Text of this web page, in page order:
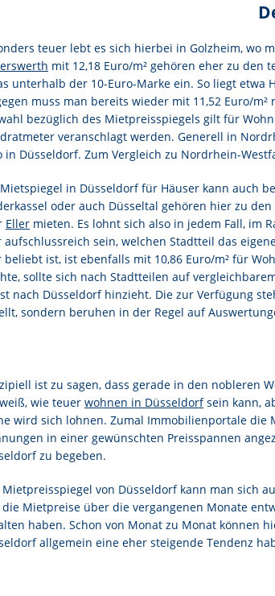
teuer lebt es sich hierbei in Golzheim, wo
mit 12,18 Euro/m² gehören eher zu
unterhalb der 10-Euro-Marke ein. So liegt etwa
muss man bereits wieder mit 11,52 Euro/
bezüglich des Mietpreisspiegels gilt für
veranschlagt werden. Generell in
in Düsseldorf. Zum Vergleich zu Nordrhein-
in Düsseldorf für Häuser kann auch
oder auch Düsseltal gehören hier zu
Eller mieten. Es lohnt sich also in jedem Fall, im
aufschlussreich sein, welchen Stadtteil das
beliebt ist, ist ebenfalls mit 10,86 Euro/m² für
sollte sich nach Stadtteilen auf
nach Düsseldorf hinzieht. Die zur Verfügung
sondern beruhen in der Regel auf
ist zu sagen, dass gerade in den nobleren
wie teuer wohnen in Düsseldorfsein kann,
wird sich lohnen. Zumal Immobilienportale die
in einer gewünschten Preisspannen
zu begeben.
Mietpreisspiegel von Düsseldorf kann man sich
Mietpreise über die vergangenen Monate
haben. Schon von Monat zu Monat können
allgemein eine eher steigende Tendenz